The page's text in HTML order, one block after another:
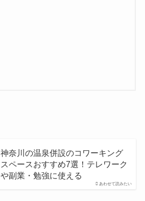
あわせて読みたい
神奈川の温泉併設のコワーキング
スペースおすすめ7選！テレワーク
や副業・勉強に使える